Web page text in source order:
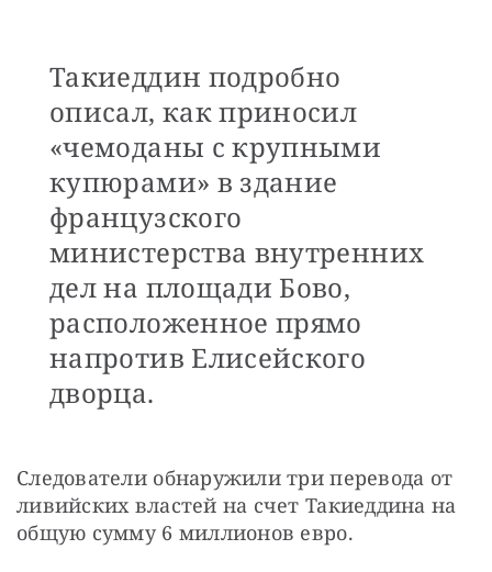
Такиеддин подробно
описал, как приносил
«чемоданы с крупными
купюрами» в здание
французского
министерства внутренних
дел на площади Бово,
расположенное прямо
напротив Елисейского
дворца.
Следователи обнаружили три перевода от
ливийских властей на счет Такиеддина на
общую сумму 6 миллионов евро.